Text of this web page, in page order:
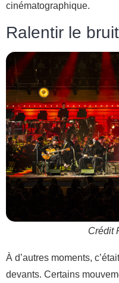
cinématographique.
Ralentir le
Crédit
À d’autres moments,
devants. Certains